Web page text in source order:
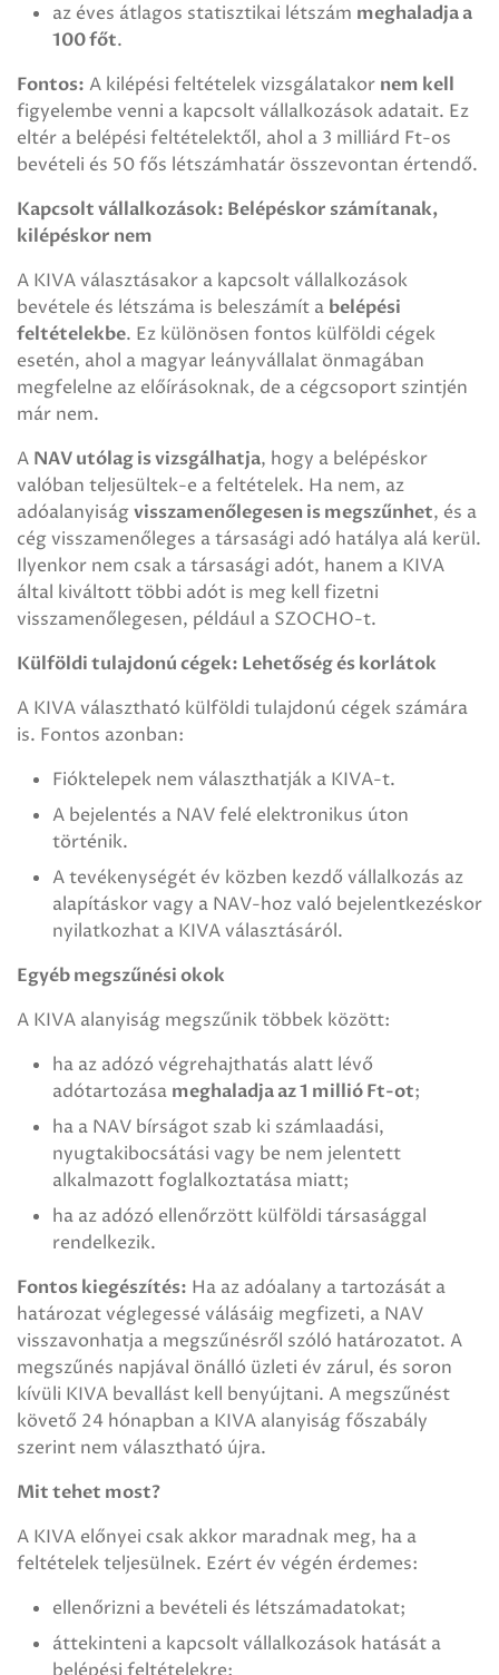
az éves átlagos statisztikai létszám meghaladja a
100 főt.
Fontos: A kilépési feltételek vizsgálatakor nem kell
figyelembe venni a kapcsolt vállalkozások adatait. Ez
eltér a belépési feltételektől, ahol a 3 milliárd Ft-os
bevételi és 50 fős létszámhatár összevontan értendő.
Kapcsolt vállalkozások: Belépéskor számítanak,
kilépéskor nem
A KIVA választásakor a kapcsolt vállalkozások
bevétele és létszáma is beleszámít a belépési
feltételekbe. Ez különösen fontos külföldi cégek
esetén, ahol a magyar leányvállalat önmagában
megfelelne az előírásoknak, de a cégcsoport szintjén
már nem.
A NAV utólag is vizsgálhatja, hogy a belépéskor
valóban teljesültek-e a feltételek. Ha nem, az
adóalanyiságvisszamenőlegesen is megszűnhet, és a
cég visszamenőleges a társasági adó hatálya alá kerül.
Ilyenkor nem csak a társasági adót, hanem a KIVA
által kiváltott többi adót is meg kell fizetni
visszamenőlegesen, például a SZOCHO-t.
Külföldi tulajdonú cégek: Lehetőség és korlátok
A KIVA választható külföldi tulajdonú cégek számára
is. Fontos azonban:
Fióktelepek nem választhatják a KIVA-t.
A bejelentés a NAV felé elektronikus úton
történik.
A tevékenységét év közben kezdő vállalkozás az
alapításkor vagy a NAV-hoz való bejelentkezéskor
nyilatkozhat a KIVA választásáról.
Egyéb megszűnési okok
A KIVA alanyiság megszűnik többek között:
ha az adózó végrehajthatás alatt lévő
adótartozása meghaladja az 1 millió Ft-ot;
ha a NAV bírságot szab ki számlaadási,
nyugtakibocsátási vagy be nem jelentett
alkalmazott foglalkoztatása miatt;
ha az adózó ellenőrzött külföldi társasággal
rendelkezik.
Fontos kiegészítés: Ha az adóalany a tartozását a
határozat véglegessé válásáig megfizeti, a NAV
visszavonhatja a megszűnésről szóló határozatot. A
megszűnés napjával önálló üzleti év zárul, és soron
kívüli KIVA bevallást kell benyújtani. A megszűnést
követő 24 hónapban a KIVA alanyiság főszabály
szerint nem választható újra.
Mit tehet most?
A KIVA előnyei csak akkor maradnak meg, ha a
feltételek teljesülnek. Ezért év végén érdemes:
ellenőrizni a bevételi és létszámadatokat;
áttekinteni a kapcsolt vállalkozások hatását a